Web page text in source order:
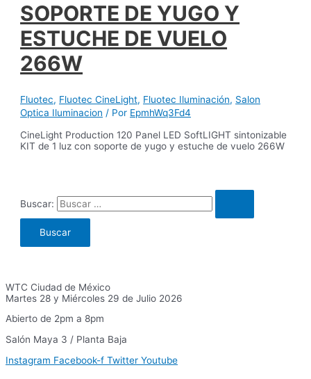
SOPORTE DE YUGO Y
ESTUCHE DE VUELO
266W
Fluotec, Fluotec CineLight, Fluotec Iluminación, Salon
Optica Iluminacion / Por EpmhWq3Fd4
CineLight Production 120 Panel LED SoftLIGHT sintonizable
KIT de 1 luz con soporte de yugo y estuche de vuelo 266W
Buscar:
WTC Ciudad de México
Martes 28 y Miércoles 29 de Julio 2026
Abierto de 2pm a 8pm
Salón Maya 3 / Planta Baja
Instagram Facebook-f Twitter Youtube